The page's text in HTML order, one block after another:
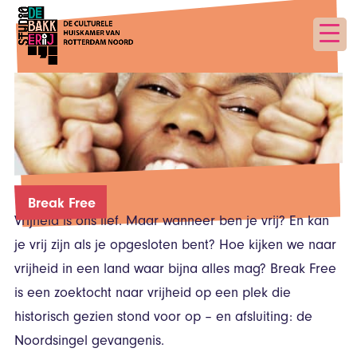
Break Free
Vrijheid is ons lief. Maar wanneer ben je vrij? En kan
je vrij zijn als je opgesloten bent? Hoe kijken we naar
vrijheid in een land waar bijna alles mag? Break Free
is een zoektocht naar vrijheid op een plek die
historisch gezien stond voor op – en afsluiting: de
Noordsingel gevangenis.